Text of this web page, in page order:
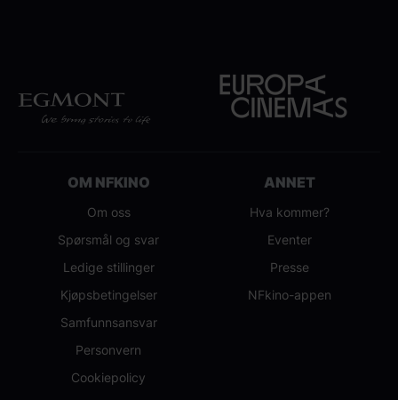
OM NFKINO
Om oss
Spørsmål og svar
Ledige stillinger
Kjøpsbetingelser
Samfunnsansvar
Personvern
Cookiepolicy
ANNET
Hva kommer?
Eventer
Presse
NFkino-appen